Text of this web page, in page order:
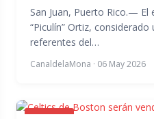
San Juan, Puerto Rico.— El
“Piculín” Ortiz,
referentes del…
CanaldelaMona · 06 May 2026